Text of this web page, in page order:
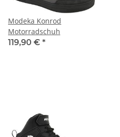
Modeka Konrod
Motorradschuh
119,90 € *